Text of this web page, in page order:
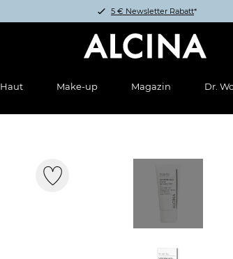
5 € Newsletter Rabatt*
Haut Make-up Magazin Dr.